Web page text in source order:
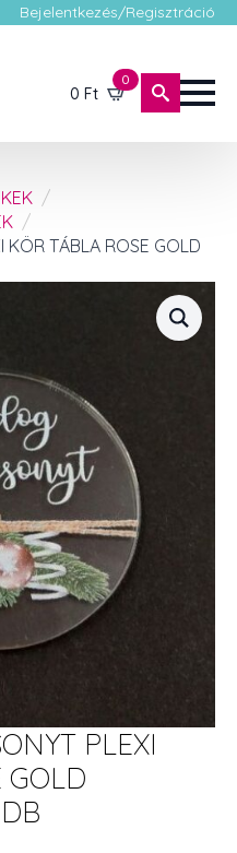
Bejelentkezés/Regisztráció
0 Ft
0
KÖR TÁBLA ROSE GOLD
PLEXI
GOLD